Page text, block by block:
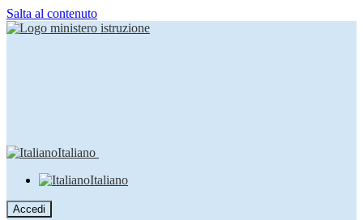
Salta al contenuto
Italiano
Italiano
Accedi